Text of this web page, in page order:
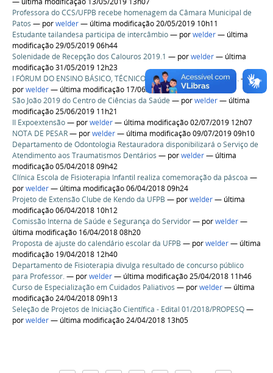
Professora do CCS/UFPB recebe homenagem da Câmara Municipal de
Patos — porwelder— última modificação 20/05/2019 10h11
Estudante tailandesa participa de intercâmbio— porwelder— última
modificação 29/05/2019 06h44
Solenidade de Recepção dos Calouros 2019.1 — porwelder— última
modificação 31/05/2019 12h23
I FÓRUM DO ENSINO BÁSICO, TÉCNICO E TECNOLÓGICO DA UFPB.—
porwelder— última modificação 17/06/2019 10h58
São João 2019 do Centro de Ciências da Saúde — porwelder— última
modificação 25/06/2019 11h21
II Expoextensão— porwelder— última modificação 02/07/2019 12h07
NOTA DE PESAR— porwelder— última modificação 09/07/2019 09h10
Departamento de Odontologia Restauradora disponibilizará o Serviço de
Atendimento aos Traumatismos Dentários — porwelder— última
modificação 05/04/2018 09h42
Clínica Escola de Fisioterapia Infantil realiza comemoração da páscoa —
porwelder— última modificação 06/04/2018 09h24
Projeto de Extensão Clube de Kendo da UFPB — porwelder— última
modificação 06/04/2018 10h12
Comissão Interna de Saúde e Segurança do Servidor— porwelder—
última modificação 16/04/2018 08h20
Proposta de ajuste do calendário escolar da UFPB — porwelder— última
modificação 19/04/2018 12h40
Departamento de Fisioterapia divulga resultado de concurso público
para Professor.— porwelder— última modificação 25/04/2018 11h46
Curso de Especialização em Cuidados Paliativos — porwelder— última
modificação 24/04/2018 09h13
Seleção de Projetos de Iniciação Científica - Edital 01/2018/PROPESQ—
porwelder— última modificação 24/04/2018 13h05